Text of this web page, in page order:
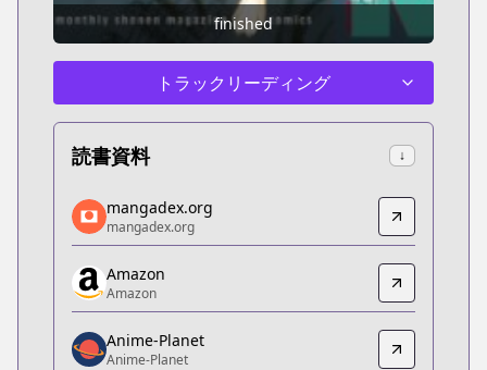
finished
トラックリーディング
読書資料 ↓
mangadex.org
mangadex.org
https://mangadex.org/title/4cf9b503-439a-48f7-
Amazon
Amazon
https://www.amazon.co.jp/dp/B0DPTTXD4P
Anime-Planet
mangadex.org
mangadex.org
Amazon
Amazon
Anime-Planet
Anime-Planet